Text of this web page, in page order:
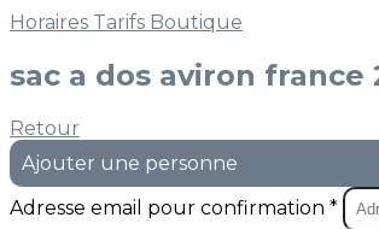
Horaires Tarifs Boutique
sac a dos aviron france
Retour
Ajouter une personne
Adresse email pour confirmation *